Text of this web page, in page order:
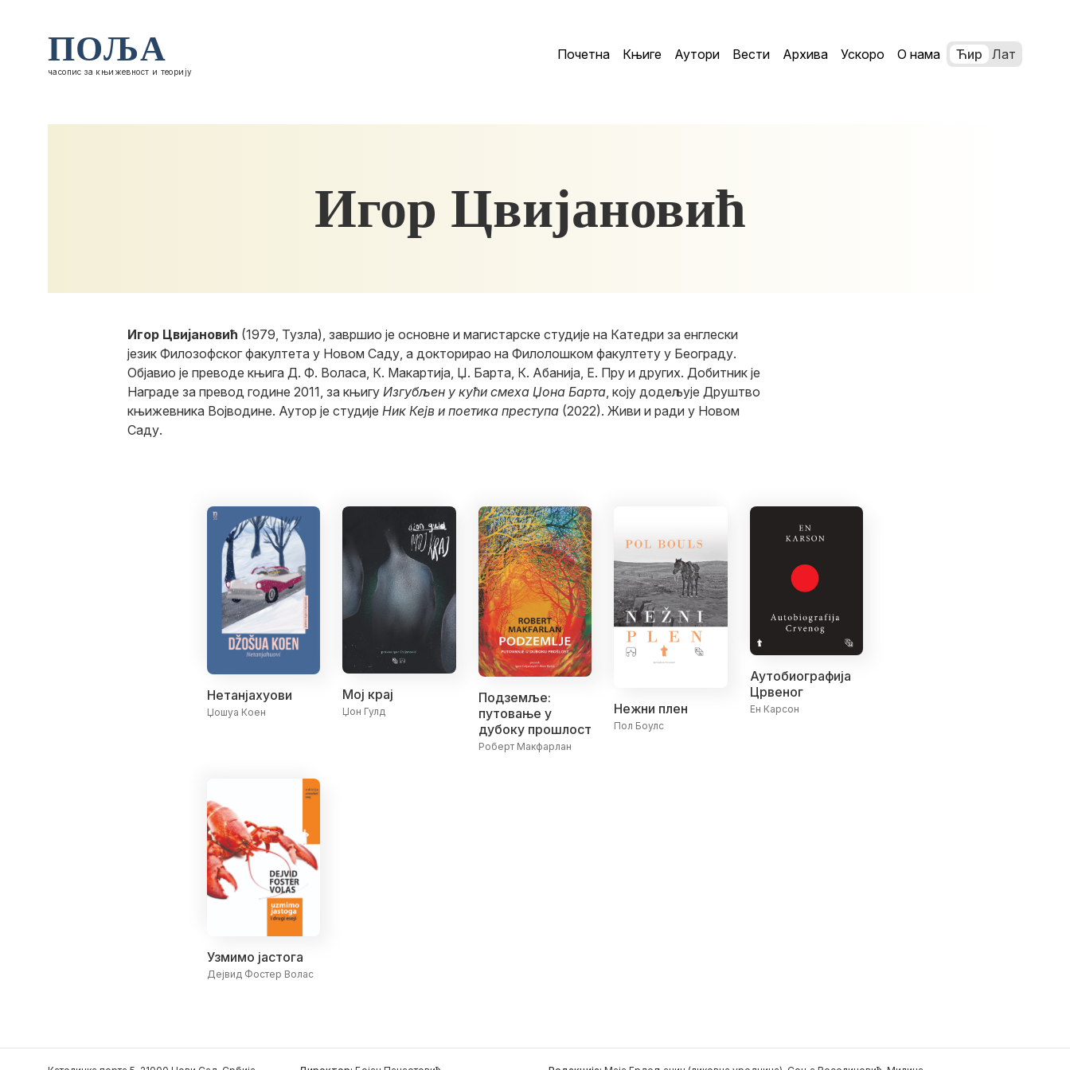
ПОЉА
часопис за књижевност и теорију
Почетна Књиге Аутори Вести Архива Ускоро О нама Ћир Лат
Игор Цвијановић
Игор Цвијановић (1979, Тузла), завршио је основне и магистарске студије на Катедри за енглески
језик Филозофског факултета у Новом Саду, а докторирао на Филолошком факултету у Београду.
Објавио је преводе књига Д. Ф. Воласа, К. Макартија, Џ. Барта, К. Абанија, Е. Пру и других. Добитник је
Награде за превод године 2011, за књигу Изгубљен у кући смеха Џона Барта, коју додељује Друштво
књижевника Војводине. Аутор је студије Ник Кејв и поетика преступа (2022). Живи и ради у Новом
Саду.
Нетанјахуови
Џошуа Коен
Мој крај
Џон Гулд
Подземље:
путовање у
дубоку прошлост
Роберт Макфарлан
Нежни плен
Пол Боулс
Аутобиографија
Црвеног
Ен Карсон
Узмимо јастога
Дејвид Фостер Волас